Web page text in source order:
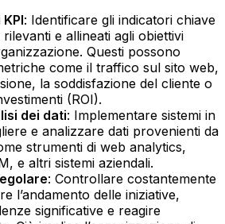
: Identificare gli indicatori chiave
e allineati agli obiettivi
Questi possono
come il traffico sul sito web,
la soddisfazione del cliente o
(ROI).
dei dati: Implementare sistemi in
e analizzare dati provenienti da
strumenti di web analytics,
e altri sistemi aziendali.
: Controllare costantemente
l’andamento delle iniziative,
significative e reagire